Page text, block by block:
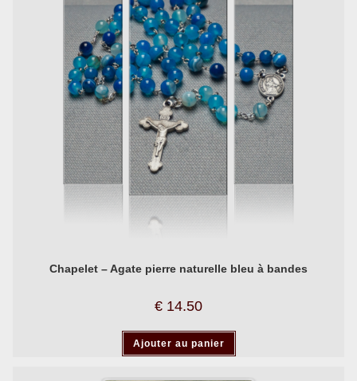
Chapelet – Agate pierre naturelle bleu à bandes
€ 14.50
Ajouter au panier